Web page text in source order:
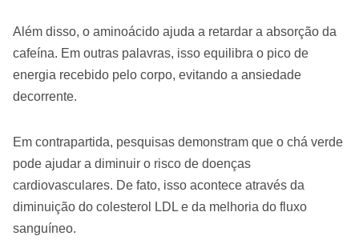
Além disso, o aminoácido ajuda a retardar a absorção da
cafeína. Em outras palavras, isso equilibra o pico de
energia recebido pelo corpo, evitando a ansiedade
decorrente.
Em contrapartida, pesquisas demonstram que o chá verde
pode ajudar a diminuir o risco de doenças
cardiovasculares. De fato, isso acontece através da
diminuição do colesterol LDL e da melhoria do fluxo
sanguíneo.